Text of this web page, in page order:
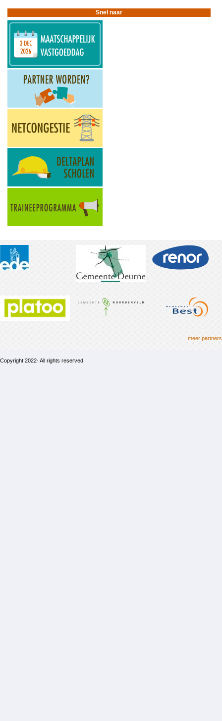
Update
Deltaplan
Scholen
Snel naar
meer partners
Copyright 2022· All rights reserved